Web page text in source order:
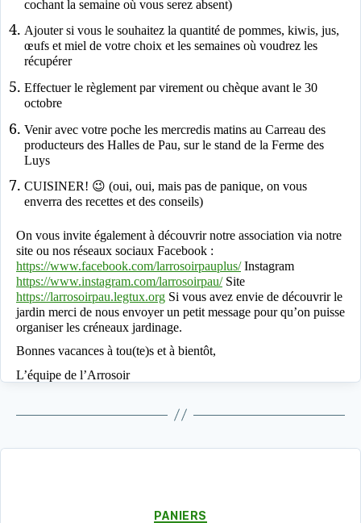
cochant la semaine où vous serez absent)
Ajouter si vous le souhaitez la quantité de pommes, kiwis, jus,
œufs et miel de votre choix et les semaines où voudrez les
récupérer
Effectuer le règlement par virement ou chèque avant le 30
octobre
Venir avec votre poche les mercredis matins au Carreau des
producteurs des Halles de Pau, sur le stand de la Ferme des
Luys
CUISINER! 😉 (oui, oui, mais pas de panique, on vous
enverra des recettes et des conseils)
On vous invite également à découvrir notre association via notre
site ou nos réseaux sociaux Facebook :
https://www.facebook.com/larrosoirpauplus/Instagram
https://www.instagram.com/larrosoirpau/Site
https://larrosoirpau.legtux.org Si vous avez envie de découvrir le
jardin merci de nous envoyer un petit message pour qu’on puisse
organiser les créneaux jardinage.
Bonnes vacances à tou(te)s et à bientôt,
L’équipe de l’Arrosoir
Catégories
PANIERS